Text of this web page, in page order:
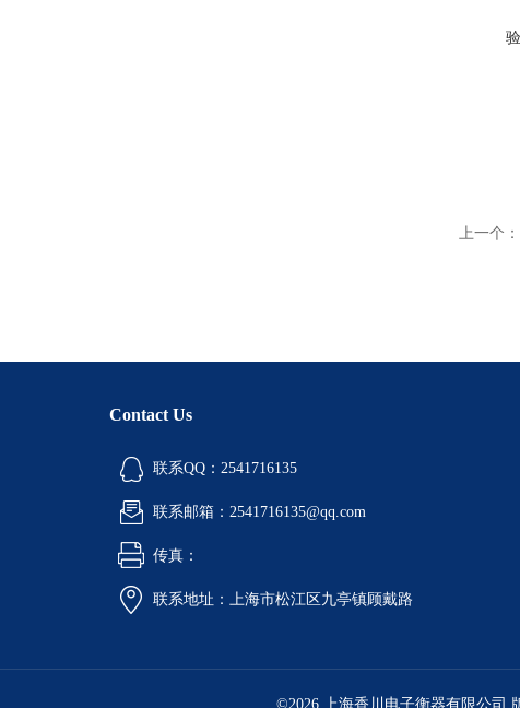
上一个：
Contact Us
联系QQ：2541716135
联系邮箱：2541716135@qq.com
传真：
联系地址：上海市松江区九亭镇顾戴路
©2026 上海香川电子衡器有限公司